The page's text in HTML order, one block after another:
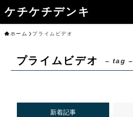
ケチケチデンキ
ホーム プライムビデオ
プライムビデオ – tag –
新着記事